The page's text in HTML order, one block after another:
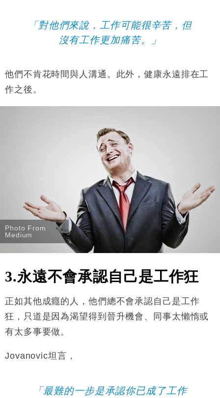
「對他們來說，工作可能很辛苦，但
沒有工作更加痛苦。」
他們不肯花時間與人溝通。此外，健康永遠排在工
作之後。
Photo From
Medium
3.永遠不會承認自己是工作狂
正如其他成癮的人，他們總不會承認自己是工作
狂，只道是因為渴望得到晉升機會、同事太懶惰或
有太多事要做。
Jovanovic坦言，
「最難的一步是承認你已成了工作